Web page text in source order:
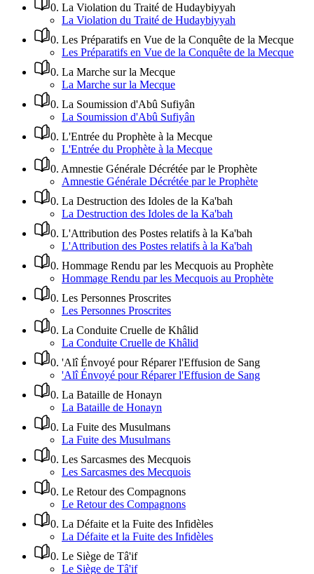
0. La Violation du Traité de Hudaybiyyah
La Violation du Traité de Hudaybiyyah
0. Les Préparatifs en Vue de la Conquête de la Mecque
Les Préparatifs en Vue de la Conquête de la Mecque
0. La Marche sur la Mecque
La Marche sur la Mecque
0. La Soumission d'Abû Sufiyân
La Soumission d'Abû Sufiyân
0. L'Entrée du Prophète à la Mecque
L'Entrée du Prophète à la Mecque
0. Amnestie Générale Décrétée par le Prophète
Amnestie Générale Décrétée par le Prophète
0. La Destruction des Idoles de la Ka'bah
La Destruction des Idoles de la Ka'bah
0. L'Attribution des Postes relatifs à la Ka'bah
L'Attribution des Postes relatifs à la Ka'bah
0. Hommage Rendu par les Mecquois au Prophète
Hommage Rendu par les Mecquois au Prophète
0. Les Personnes Proscrites
Les Personnes Proscrites
0. La Conduite Cruelle de Khâlid
La Conduite Cruelle de Khâlid
0. 'Alî Énvoyé pour Réparer l'Effusion de Sang
'Alî Énvoyé pour Réparer l'Effusion de Sang
0. La Bataille de Honayn
La Bataille de Honayn
0. La Fuite des Musulmans
La Fuite des Musulmans
0. Les Sarcasmes des Mecquois
Les Sarcasmes des Mecquois
0. Le Retour des Compagnons
Le Retour des Compagnons
0. La Défaite et la Fuite des Infidèles
La Défaite et la Fuite des Infidèles
0. Le Siège de Tâ'if
Le Siège de Tâ'if